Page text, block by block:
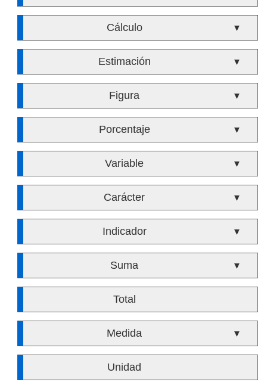
Cálculo ▼
Estimación ▼
Figura ▼
Porcentaje ▼
Variable ▼
Carácter ▼
Indicador ▼
Suma ▼
Total
Medida ▼
Unidad